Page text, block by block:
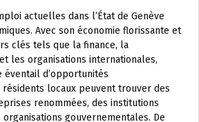
actuelles dans l’État de Genève
Avec son économie florissante et
clés tels que la finance, la
les organisations internationales,
d’opportunités
locaux peuvent trouver des
renommées, des institutions
gouvernementales. De